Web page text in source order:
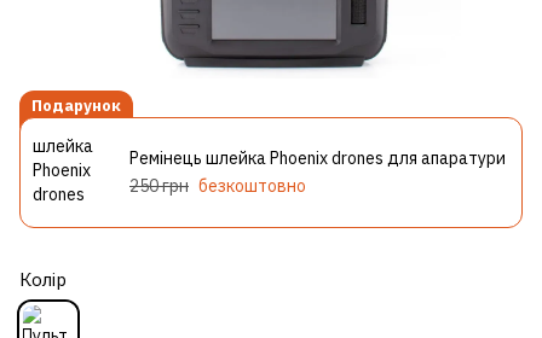
Подарунок
Ремінець шлейка Phoenix drones для апаратури
250 грн безкоштовно
Колір